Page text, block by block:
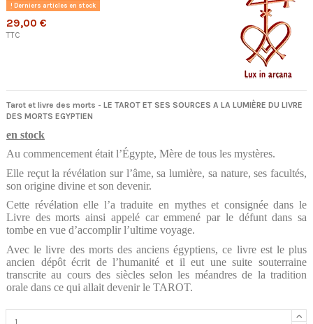
Derniers articles en stock
29,00 €
TTC
Tarot et livre des morts - LE TAROT ET SES SOURCES A LA LUMIÈRE DU LIVRE
DES MORTS EGYPTIEN
en stock
Au commencement était l’Égypte, Mère de tous les mystères.
Elle reçut la révélation sur l’âme, sa lumière, sa nature, ses facultés,
son origine divine et son devenir.
Cette révélation elle l’a traduite en mythes et consignée dans le
Livre des morts ainsi appelé car emmené par le défunt dans sa
tombe en vue d’accomplir l’ultime voyage.
Avec le livre des morts des anciens égyptiens, ce livre est le plus
ancien dépôt écrit de l’humanité et il eut une suite souterraine
transcrite au cours des siècles selon les méandres de la tradition
orale dans ce qui allait devenir le TAROT.